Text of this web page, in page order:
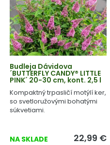
Budleja Dávidova
´BUTTERFLY CANDY® LITTLE
PINK´ 20-30 cm, kont. 2,5 l
Kompaktný trpasličí motýlí ker,
so svetloružovými bohatými
súkvetiami.
NA SKLADE 22,99 €